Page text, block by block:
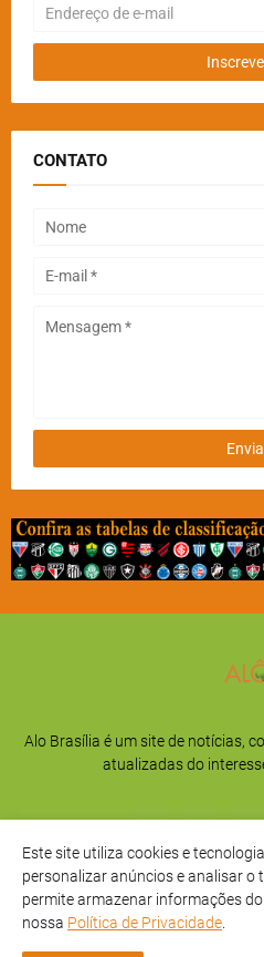
CONTATO
Alo Brasília é um site de notícias,
atualizadas do
Início Sobre
Este site utiliza cookies e
personalizar anúncios e analisar o
permite armazenar informações
nossa Política de Privacidade